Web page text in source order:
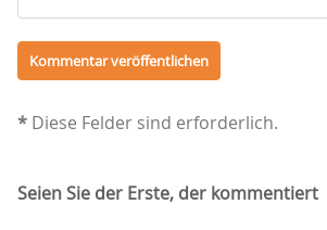
* Diese Felder sind erforderlich.
Seien Sie der Erste, der kommentiert